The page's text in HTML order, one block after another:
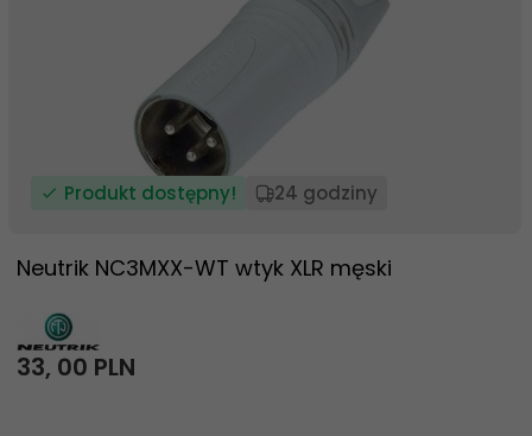
Produkt dostępny! 24 godziny
Neutrik NC3MXX-WT wtyk XLR męski
33, 00 PLN